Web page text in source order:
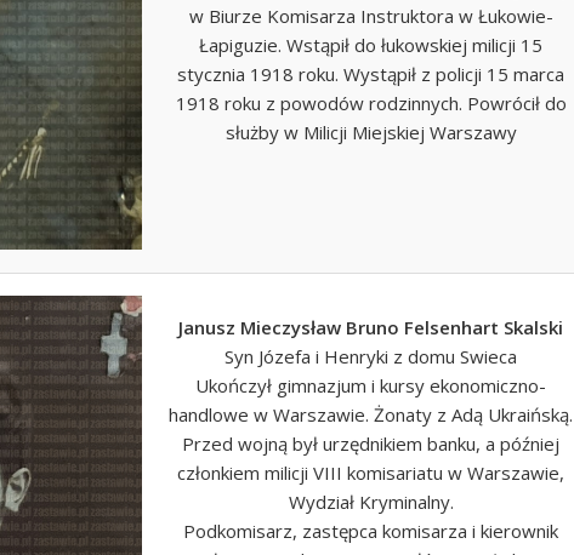
w Biurze Komisarza Instruktora w Łukowie-
Łapiguzie. Wstąpił do łukowskiej milicji 15
stycznia 1918 roku. Wystąpił z policji 15 marca
1918 roku z powodów rodzinnych. Powrócił do
służby w Milicji Miejskiej Warszawy
Janusz Mieczysław Bruno Felsenhart Skalski
Syn Józefa i Henryki z domu Swieca
Ukończył gimnazjum i kursy ekonomiczno-
handlowe w Warszawie. Żonaty z Adą Ukraińską.
Przed wojną był urzędnikiem banku, a później
członkiem milicji VIII komisariatu w Warszawie,
Wydział Kryminalny.
Podkomisarz, zastępca komisarza i kierownik